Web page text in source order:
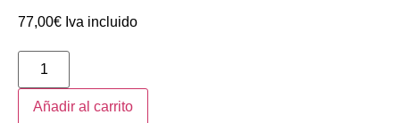
77,00€ Iva incluido
Añadir al carrito